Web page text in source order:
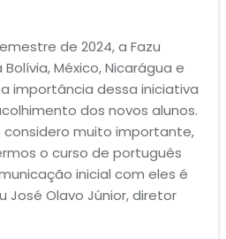
de 2024, a Fazu
México, Nicarágua e
importância dessa iniciativa
dos novos alunos.
considero muito importante,
o curso de português
inicial com eles é
José Olavo Júnior, diretor